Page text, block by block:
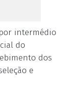
intermédio
do
dos
e